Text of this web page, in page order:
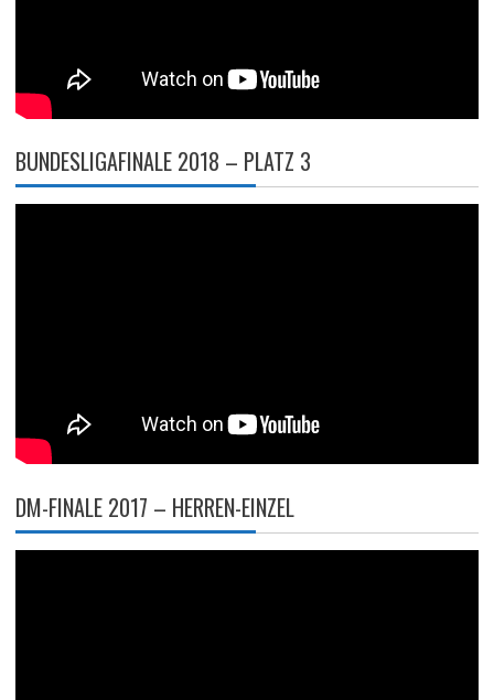
BUNDESLIGAFINALE 2018 – PLATZ 3
DM-FINALE 2017 – HERREN-EINZEL